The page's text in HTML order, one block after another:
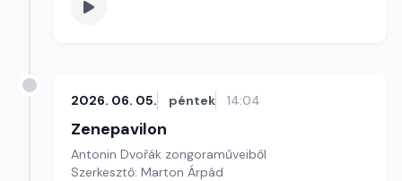
2026. 06. 05. péntek 14:04
Zenepavilon
Antonin Dvořák zongoraműveiből
Szerkesztő: Marton Árpád